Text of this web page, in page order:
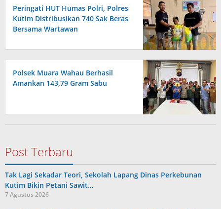
Peringati HUT Humas Polri, Polres
Kutim Distribusikan 740 Sak Beras
Bersama Wartawan
Polsek Muara Wahau Berhasil
Amankan 143,79 Gram Sabu
Post Terbaru
Tak Lagi Sekadar Teori, Sekolah Lapang Dinas Perkebunan
Kutim Bikin Petani Sawit…
7 Agustus 2026